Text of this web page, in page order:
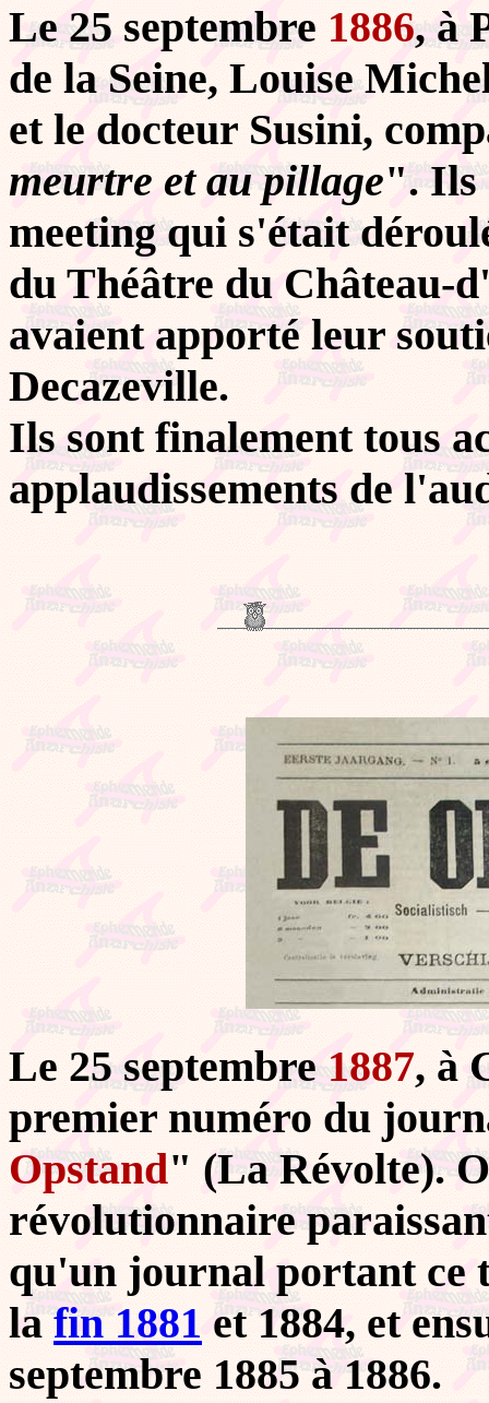
Le 25 septembre 1886, à
de la Seine, Louise
et le docteur Susini,
meurtre et au pillage". Ils
meeting qui s'était
du Théâtre du Château-
avaient apporté leur
Decazeville.
Ils sont finalement tous
applaudissements de
Le 25 septembre1887, à
premier numéro du
Opstand" (La Révolte).
révolutionnaire
qu'un journal portant ce
lafin 1881 et 1884, et
septembre 1885 à 1886.